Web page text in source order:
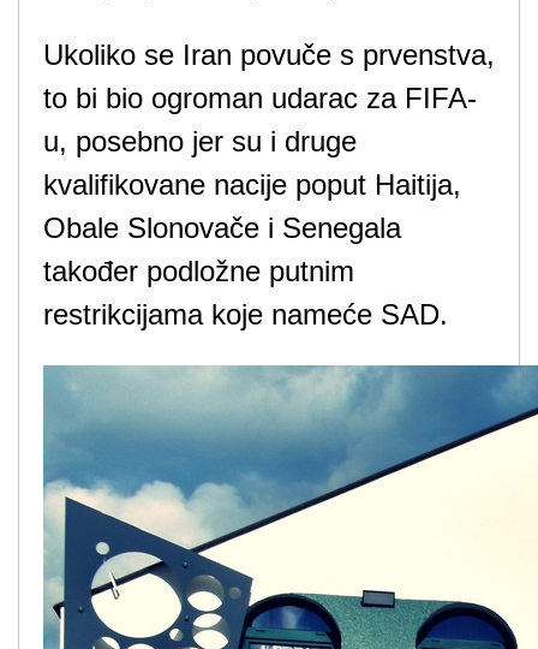
Ukoliko se Iran povuče s prvenstva,
to bi bio ogroman udarac za FIFA-
u, posebno jer su i druge
kvalifikovane nacije poput Haitija,
Obale Slonovače i Senegala
također podložne putnim
restrikcijama koje nameće SAD.